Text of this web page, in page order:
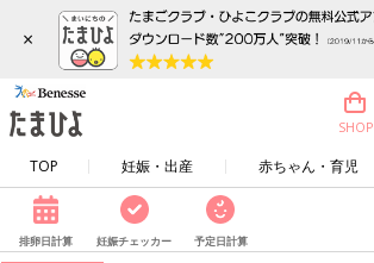
×
TOP 妊娠・出産 赤ちゃん・育児
SHOP
排卵日計算 妊娠チェッカー 予定日計算